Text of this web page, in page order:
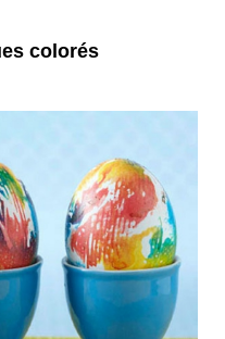
colorés